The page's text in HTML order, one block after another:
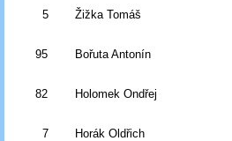
5 Žižka Tomáš
95 Bořuta Antonín
82 Holomek Ondřej
7 Horák Oldřich